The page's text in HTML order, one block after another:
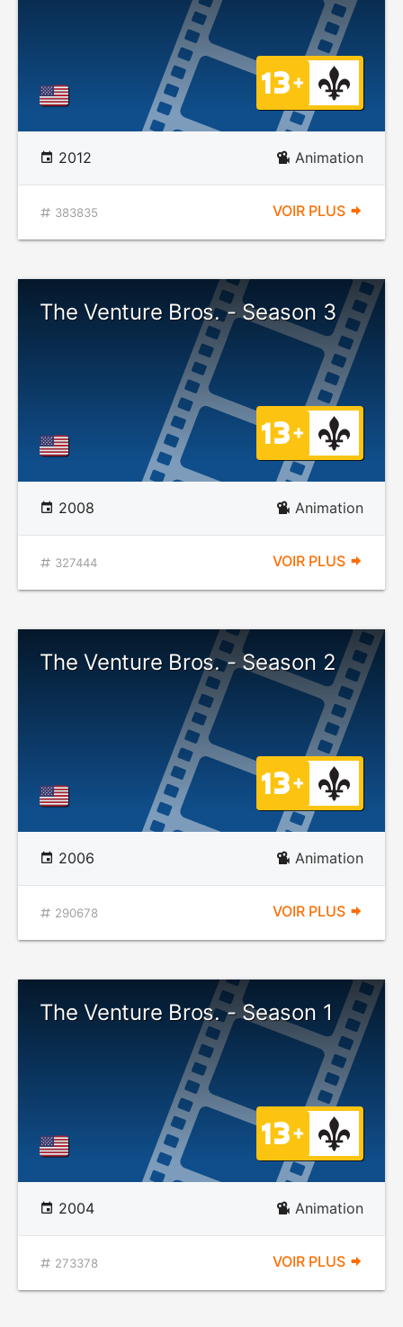
2012 Animation
383835 VOIR PLUS
The Venture Bros. - Season 3
2008 Animation
327444 VOIR PLUS
The Venture Bros. - Season 2
2006 Animation
290678 VOIR PLUS
The Venture Bros. - Season 1
2004 Animation
273378 VOIR PLUS